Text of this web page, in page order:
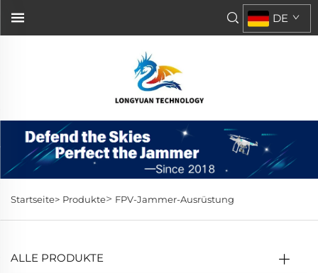
DE
Startseite> Produkte> FPV-Jammer-Ausrüstung
ALLE PRODUKTE